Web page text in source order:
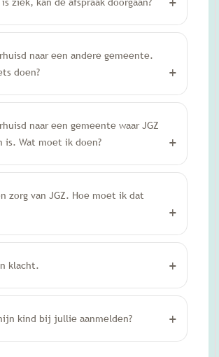
naar een andere gemeente.
doen?
naar een gemeente waar JGZ
is. Wat moet ik doen?
zorg van JGZ. Hoe moet ik dat
klacht.
kind bij jullie aanmelden?